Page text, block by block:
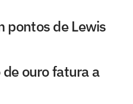
pontos de Lewis
ouro fatura a